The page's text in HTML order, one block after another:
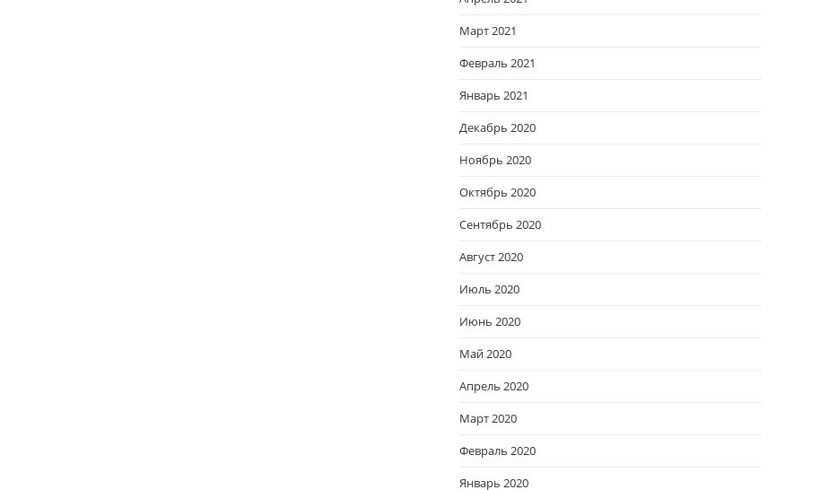
Март 2021
Февраль 2021
Январь 2021
Декабрь 2020
Ноябрь 2020
Октябрь 2020
Сентябрь 2020
Август 2020
Июль 2020
Июнь 2020
Май 2020
Апрель 2020
Март 2020
Февраль 2020
Январь 2020